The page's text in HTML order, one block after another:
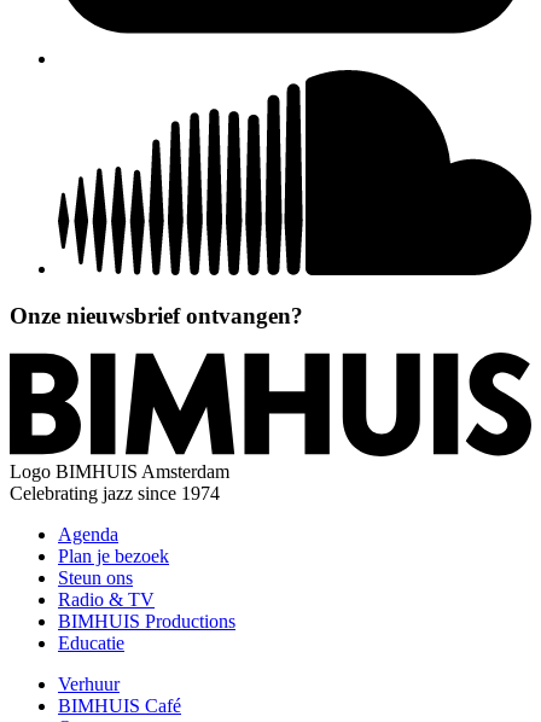
Onze nieuwsbrief ontvangen?
Logo BIMHUIS Amsterdam
Celebrating jazz since 1974
Agenda
Plan je bezoek
Steun ons
Radio & TV
BIMHUIS Productions
Educatie
Verhuur
BIMHUIS Café